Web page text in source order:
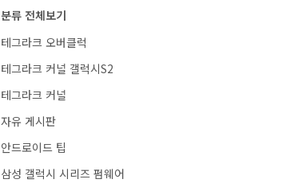
분류 전체보기
테그라크 오버클럭
테그라크 커널 갤럭시S2
테그라크 커널
자유 게시판
안드로이드 팁
삼성 갤럭시 시리즈 펌웨어